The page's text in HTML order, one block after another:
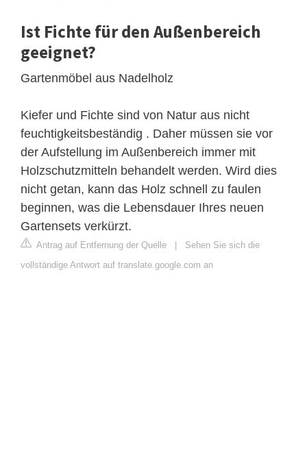
Ist Fichte für den Außenbereich
geeignet?
Gartenmöbel aus Nadelholz
Kiefer und Fichte sind von Natur aus nicht
feuchtigkeitsbeständig . Daher müssen sie vor
der Aufstellung im Außenbereich immer mit
Holzschutzmitteln behandelt werden. Wird dies
nicht getan, kann das Holz schnell zu faulen
beginnen, was die Lebensdauer Ihres neuen
Gartensets verkürzt.
Antrag auf Entfernung der Quelle | Sehen Sie sich die
vollständige Antwort auf translate.google.com an